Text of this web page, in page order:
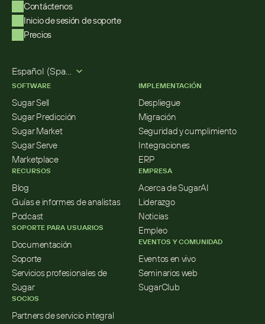
Contáctenos
Inicio de sesión de soporte
Precios
Español (Spanish)
SOFTWARE
Sugar Sell
Sugar Predicción
Sugar Market
Sugar Serve
Marketplace
RECURSOS
Blog
Guías e informes de analistas
Podcast
SOPORTE PARA USUARIOS
Documentación
Soporte
Servicios profesionales de
Sugar
SOCIOS
Partners de servicio integral
IMPLEMENTACIÓN
Despliegue
Migración
Seguridad y cumplimiento
Integraciones
ERP
EMPRESA
Acerca de SugarAI
Liderazgo
Noticias
Empleo
EVENTOS Y COMUNIDAD
Eventos en vivo
Seminarios web
SugarClub